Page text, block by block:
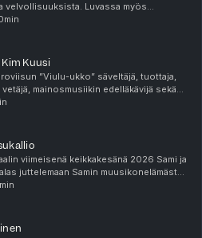
velvollisuuksista. Luvassa myös
taimikeskustelu. Lopuksi tärkeä aihe:
Kuusi
”Viulu-ukko” säveltäjä, tuottaja,
mainosmusiikin edelläkävijä sekä
Teoston hallituksen pj istui alas
viimeisenä keikkakesänä 2026 Sami ja
juttelemaan Samin muusikonelämästä
ja Epuissa. #EppuNormaali #SuomiRock